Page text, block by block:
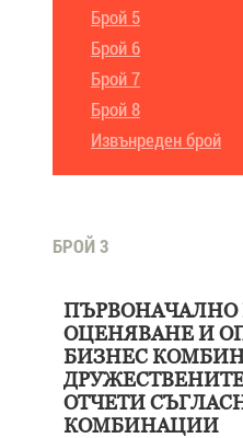
Брой 5
Брой 6
Брой 7
Брой 8
Извънреден брой
БРОЙ 3
ПЪРВОНАЧАЛНО
ОЦЕНЯВАНЕ И
БИЗНЕС
ОТЧЕТИ
КОМБИНАЦИИ